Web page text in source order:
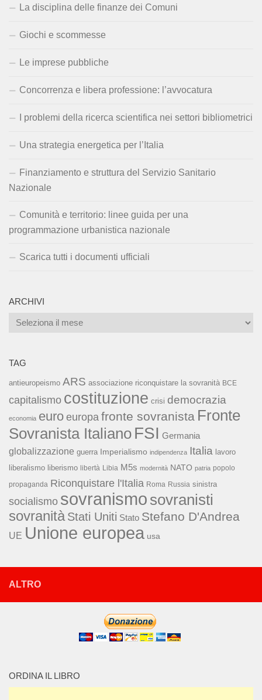
La disciplina delle finanze dei Comuni
Giochi e scommesse
Le imprese pubbliche
Concorrenza e libera professione: l’avvocatura
I problemi della ricerca scientifica nei settori bibliometrici
Una strategia energetica per l’Italia
Finanziamento e struttura del Servizio Sanitario
Nazionale
Comunità e territorio: linee guida per una
programmazione urbanistica nazionale
Scarica tutti i documenti ufficiali
ARCHIVI
Archivi
TAG
antieuropeismo ARS associazione riconquistare la sovranità BCE
capitalismo costituzione crisi democrazia
economia euro europa fronte sovranista Fronte
Sovranista Italiano FSI Germania
globalizzazione guerra Imperialismo indipendenza Italia lavoro
liberalismo liberismo libertà Libia M5s modernità NATO patria popolo
propaganda Riconquistare l'Italia Roma Russia sinistra
socialismo sovranismo sovranisti
sovranità Stati Uniti Stato Stefano D'Andrea
UE Unione europea usa
ALTRO
ORDINA IL LIBRO